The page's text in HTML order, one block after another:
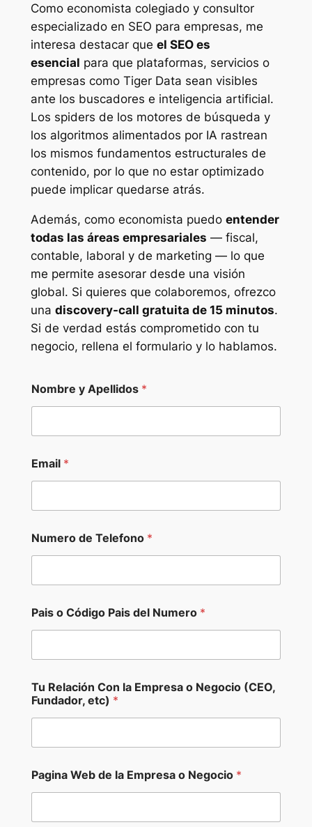
Como economista colegiado y consultor
especializado en SEO para empresas, me
interesa destacar que el SEO es
esencial para que plataformas, servicios o
empresas como Tiger Data sean visibles
ante los buscadores e inteligencia artificial.
Los spiders de los motores de búsqueda y
los algoritmos alimentados por IA rastrean
los mismos fundamentos estructurales de
contenido, por lo que no estar optimizado
puede implicar quedarse atrás.
Además, como economista puedo entender
todas las áreas empresariales — fiscal,
contable, laboral y de marketing — lo que
me permite asesorar desde una visión
global. Si quieres que colaboremos, ofrezco
una discovery-call gratuita de 15 minutos.
Si de verdad estás comprometido con tu
negocio, rellena el formulario y lo hablamos.
Nombre y Apellidos *
Email *
Numero de Telefono *
Pais o Código Pais del Numero *
Tu Relación Con la Empresa o Negocio (CEO,
Fundador, etc) *
Pagina Web de la Empresa o Negocio *